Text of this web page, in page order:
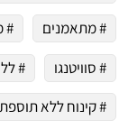
# מתאמנים
#
# סוויטנגו
#
# קינוח ללא